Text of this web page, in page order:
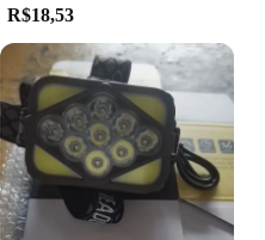
R$18,53